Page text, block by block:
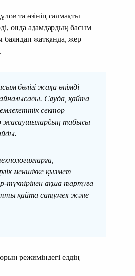
та өзінің салмақты
онда адамдардың басым
баяндап жатқанда, жер
бөлігі жаңа өнімді
айналысады. Сауда, қайта
сектор —
жасаушылардың табысы
меншікке қызмет
түкпірінен ақша тартуға
қайта сатумен және
режиміндегі елдің